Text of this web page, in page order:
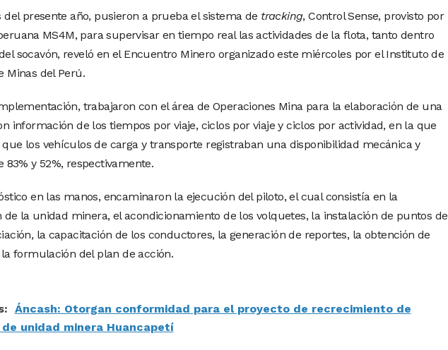
del presente año, pusieron a prueba el sistema de tracking, Control Sense, provisto por
MS4M, para supervisar en tiempo real las actividades de la flota, tanto dentro
socavón, reveló en el Encuentro Minero organizado este miércoles por el Instituto de
Minas del Perú.
trabajaron con el área de Operaciones Mina para la elaboración de una
información de los tiempos por viaje, ciclos por viaje y ciclos por actividad, en la que
los vehículos de carga y transporte registraban una disponibilidad mecánica y
83% y 52%, respectivamente.
en las manos, encaminaron la ejecución del piloto, el cual consistía en la
de la unidad minera, el acondicionamiento de los volquetes, la instalación de puntos de
la capacitación de los conductores, la generación de reportes, la obtención de
formulación del plan de acción.
Áncash: Otorgan conformidad para el proyecto de recrecimiento de
unidad minera Huancapetí